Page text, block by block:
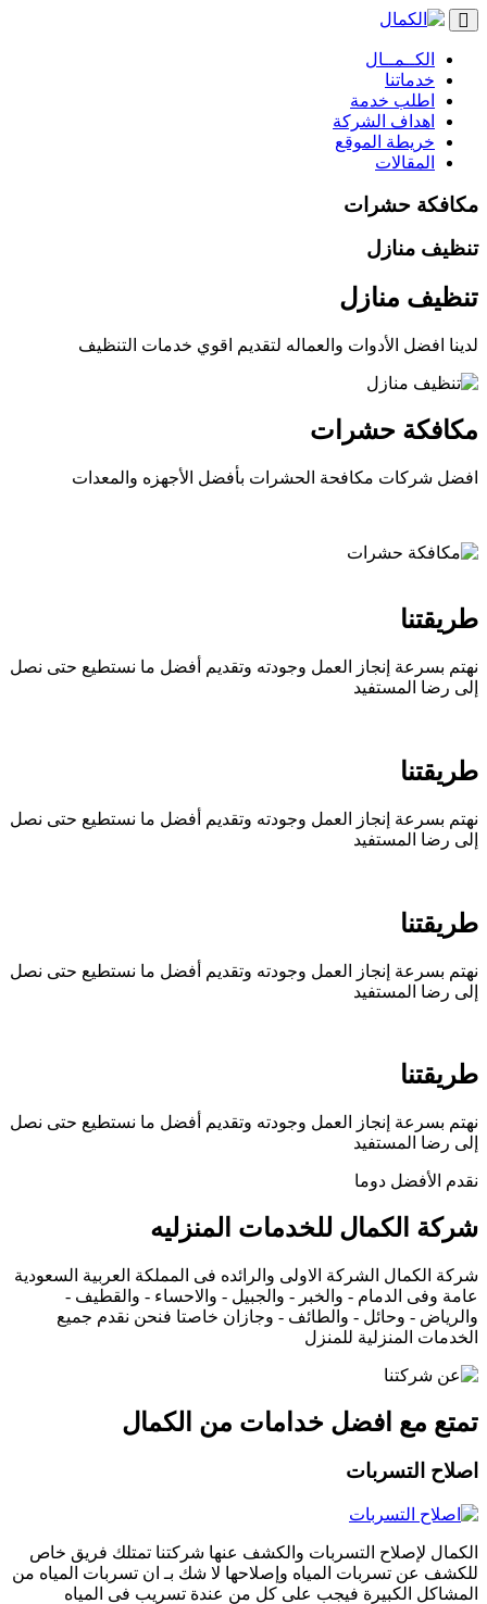
Toggle
navigation
الكــمــال
خدماتنا
اطلب خدمة
اهداف الشركة
خريطة الموقع
المقالات
مكافكة حشرات
تنظيف منازل
تنظيف منازل
لدينا افضل الأدوات والعماله لتقديم اقوي خدمات التنظيف
مكافكة حشرات
افضل شركات مكافحة الحشرات بأفضل الأجهزه والمعدات
طريقتنا
نهتم بسرعة إنجاز العمل وجودته وتقديم أفضل ما نستطيع حتى نصل
إلى رضا المستفيد
طريقتنا
نهتم بسرعة إنجاز العمل وجودته وتقديم أفضل ما نستطيع حتى نصل
إلى رضا المستفيد
طريقتنا
نهتم بسرعة إنجاز العمل وجودته وتقديم أفضل ما نستطيع حتى نصل
إلى رضا المستفيد
طريقتنا
نهتم بسرعة إنجاز العمل وجودته وتقديم أفضل ما نستطيع حتى نصل
إلى رضا المستفيد
نقدم الأفضل دوما
شركة الكمال للخدمات المنزليه
شركة الكمال الشركة الاولى والرائده فى المملكة العربية السعودية
عامة وفى الدمام - والخبر - والجبيل - والاحساء - والقطيف -
والرياض - وحائل - والطائف - وجازان خاصتا فنحن نقدم جميع
الخدمات المنزلية للمنزل
تمتع مع افضل خدامات من الكمال
اصلاح التسربات
الكمال لإصلاح التسربات والكشف عنها شركتنا تمتلك فريق خاص
للكشف عن تسربات المياه وإصلاحها لا شك بـ ان تسربات المياه من
المشاكل الكبيرة فيجب على كل من عندة تسريب فى المياه